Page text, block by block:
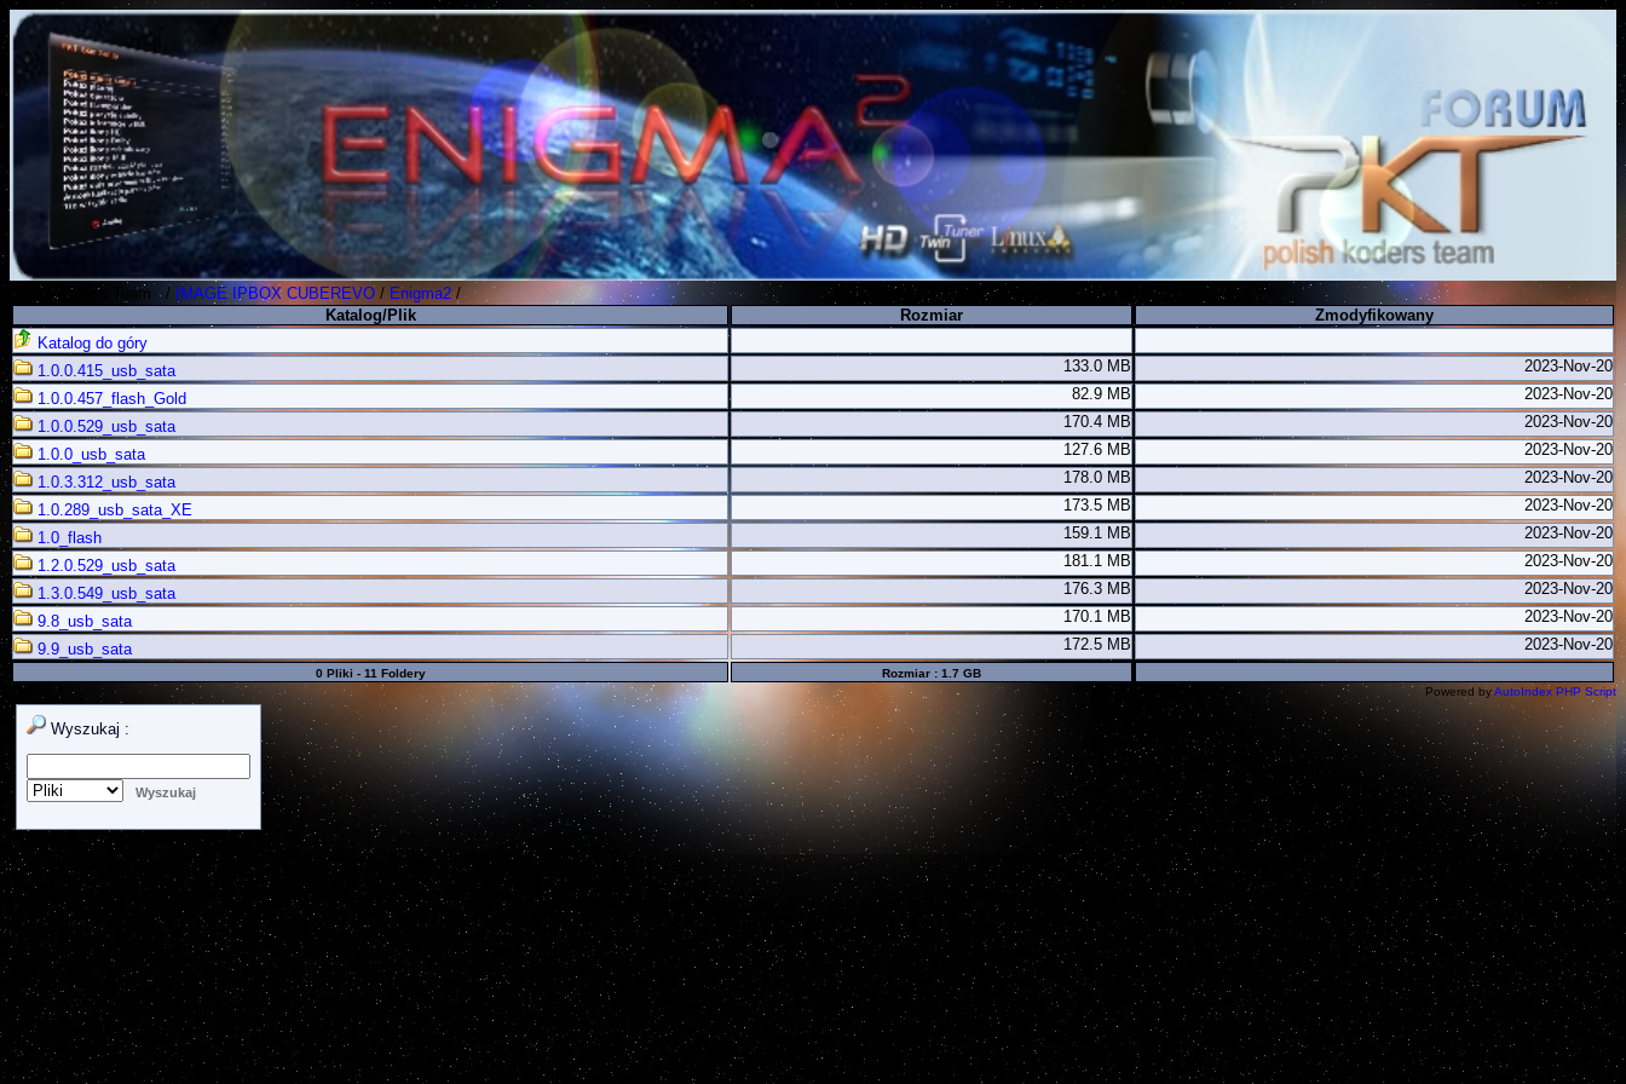
Polish Koders Team . / IMAGE IPBOX CUBEREVO / Enigma2/
Katalog/Plik
Rozmiar
Zmodyfikowany
Katalog do góry
1.0.0.415_usb_sata
133.0 MB
2023-Nov-20
1.0.0.457_flash_Gold
82.9 MB
2023-Nov-20
1.0.0.529_usb_sata
170.4 MB
2023-Nov-20
1.0.0_usb_sata
127.6 MB
2023-Nov-20
1.0.3.312_usb_sata
178.0 MB
2023-Nov-20
1.0.289_usb_sata_XE
173.5 MB
2023-Nov-20
1.0_flash
159.1 MB
2023-Nov-20
1.2.0.529_usb_sata
181.1 MB
2023-Nov-20
1.3.0.549_usb_sata
176.3 MB
2023-Nov-20
9.8_usb_sata
170.1 MB
2023-Nov-20
9.9_usb_sata
172.5 MB 2023-Nov-20
0 Pliki - 11 Foldery
Rozmiar : 1.7 GB
Powered byAutoIndex PHP Script
Wyszukaj :